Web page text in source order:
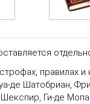
де Шатобриан,
Ги-де